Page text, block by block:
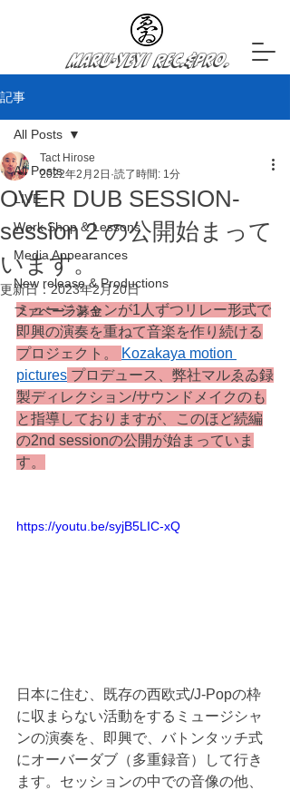
Maru-YeYi Rec.&Pro.
記事
All Posts
LIVE
Work Shop & Lessons
Media Appearances
New release & Productions
ファベーラ募金
All Posts
OVER DUB SESSION-
session 2 の公開始まって
います。
Tact Hirose
2022年2月2日 読了時間: 1分
更新日：2023年2月20日
ミュージシャンが1人ずつリレー形式で
即興の演奏を重ねて音楽を作り続ける
プロジェクト。
Kozakaya motion
pictures プロデュース、弊社マルゑゐ録
製ディレクション/サウンドメイクのも
と指導しておりますが、このほど続編
の2nd sessionの公開が始まっていま
す。
https://youtu.be/syjB5LIC-xQ
日本に住む、既存の西欧式/J-Popの枠
に収まらない活動をするミュージシャ
ンの演奏を、即興で、バトンタッチ式
にオーバーダブ（多重録音）して行き
ます。セッションの中での音像の他、